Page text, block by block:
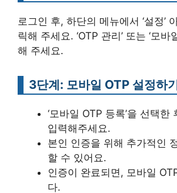
로그인 후, 하단의 메뉴에서 ‘설정’
릭해 주세요. ‘OTP 관리’ 또는 ‘모바
해 주세요.
3단계: 모바일 OTP 설정하
‘모바일 OTP 등록’을 선택한
입력해주세요.
본인 인증을 위해 추가적인
할 수 있어요.
인증이 완료되면, 모바일
다.